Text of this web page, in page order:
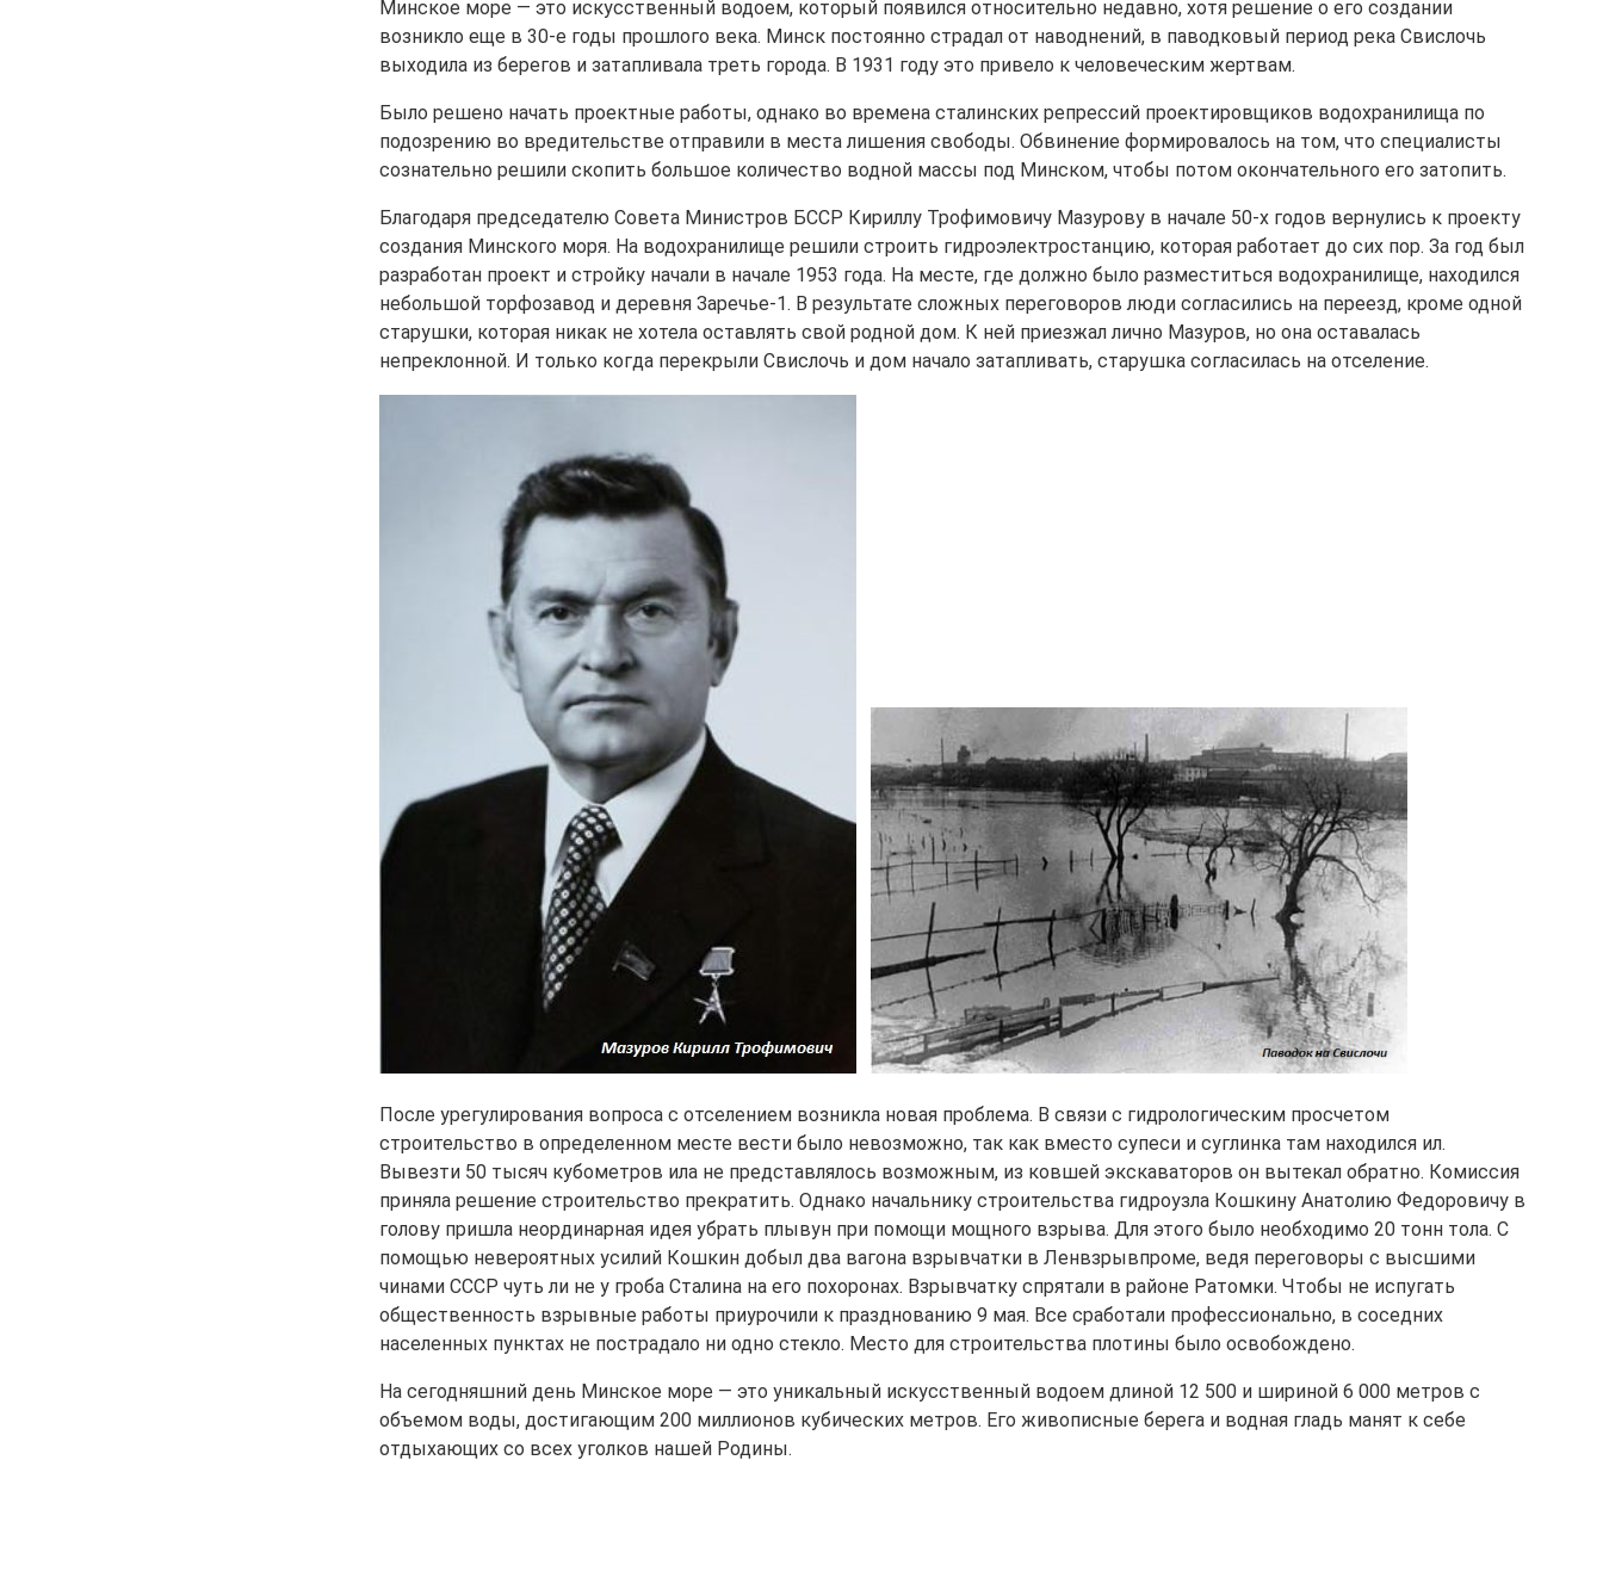
Минское море — это искусственный водоем, который появился относительно недавно, хотя решение о его создании
возникло еще в 30-е годы прошлого века. Минск постоянно страдал от наводнений, в паводковый период река Свислочь
выходила из берегов и затапливала треть города. В 1931 году это привело к человеческим жертвам.
Было решено начать проектные работы, однако во времена сталинских репрессий проектировщиков водохранилища по
подозрению во вредительстве отправили в места лишения свободы. Обвинение формировалось на том, что специалисты
сознательно решили скопить большое количество водной массы под Минском, чтобы потом окончательного его затопить.
Благодаря председателю Совета Министров БССР Кириллу Трофимовичу Мазурову в начале 50-х годов вернулись к проекту
создания Минского моря. На водохранилище решили строить гидроэлектростанцию, которая работает до сих пор. За год был
разработан проект и стройку начали в начале 1953 года. На месте, где должно было разместиться водохранилище, находился
небольшой торфозавод и деревня Заречье-1. В результате сложных переговоров люди согласились на переезд, кроме одной
старушки, которая никак не хотела оставлять свой родной дом. К ней приезжал лично Мазуров, но она оставалась
непреклонной. И только когда перекрыли Свислочь и дом начало затапливать, старушка согласилась на отселение.
После урегулирования вопроса с отселением возникла новая проблема. В связи с гидрологическим просчетом
строительство в определенном месте вести было невозможно, так как вместо супеси и суглинка там находился ил.
Вывезти 50 тысяч кубометров ила не представлялось возможным, из ковшей экскаваторов он вытекал обратно. Комиссия
приняла решение строительство прекратить. Однако начальнику строительства гидроузла Кошкину Анатолию Федоровичу в
голову пришла неординарная идея убрать плывун при помощи мощного взрыва. Для этого было необходимо 20 тонн тола. С
помощью невероятных усилий Кошкин добыл два вагона взрывчатки в Ленвзрывпроме, ведя переговоры с высшими
чинами СССР чуть ли не у гроба Сталина на его похоронах. Взрывчатку спрятали в районе Ратомки. Чтобы не испугать
общественность взрывные работы приурочили к празднованию 9 мая. Все сработали профессионально, в соседних
населенных пунктах не пострадало ни одно стекло. Место для строительства плотины было освобождено.
На сегодняшний день Минское море — это уникальный искусственный водоем длиной 12 500 и шириной 6 000 метров с
объемом воды, достигающим 200 миллионов кубических метров. Его живописные берега и водная гладь манят к себе
отдыхающих со всех уголков нашей Родины.